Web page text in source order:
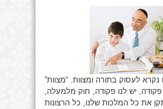
נקרא לעסוק בתורה ומצוות. “מצוות”
פקודה, יש לנו פקודה, חוק מלמעלה,
את כל המלכות שלנו, כל הרצונות